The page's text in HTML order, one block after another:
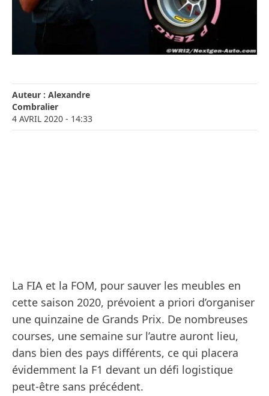
Auteur : Alexandre
Combralier
4 AVRIL 2020 - 14:33
La FIA et la FOM, pour sauver les meubles en
cette saison 2020, prévoient a priori d’organiser
une quinzaine de Grands Prix. De nombreuses
courses, une semaine sur l’autre auront lieu,
dans bien des pays différents, ce qui placera
évidemment la F1 devant un défi logistique
peut-être sans précédent.